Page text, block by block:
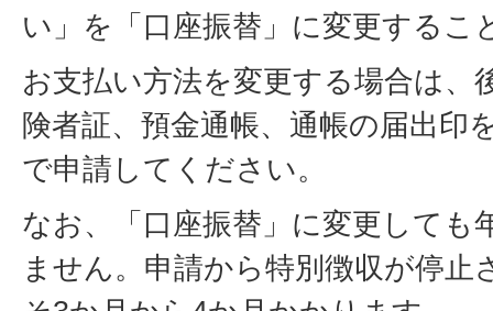
い」を「口座振替」に変更するこ
お支払い方法を変更する場合は、
険者証、預金通帳、通帳の届出印
で申請してください。
なお、「口座振替」に変更しても
ません。申請から特別徴収が停止